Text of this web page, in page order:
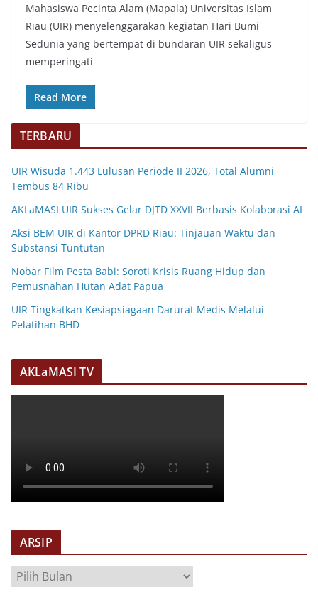
Mahasiswa Pecinta Alam (Mapala) Universitas Islam
Riau (UIR) menyelenggarakan kegiatan Hari Bumi
Sedunia yang bertempat di bundaran UIR sekaligus
memperingati
Read More
TERBARU
UIR Wisuda 1.443 Lulusan Periode II 2026, Total Alumni
Tembus 84 Ribu
AKLaMASI UIR Sukses Gelar DJTD XXVII Berbasis Kolaborasi AI
Aksi BEM UIR di Kantor DPRD Riau: Tinjauan Waktu dan
Substansi Tuntutan
Nobar Film Pesta Babi: Soroti Krisis Ruang Hidup dan
Pemusnahan Hutan Adat Papua
UIR Tingkatkan Kesiapsiagaan Darurat Medis Melalui
Pelatihan BHD
AKLaMASI TV
ARSIP
R